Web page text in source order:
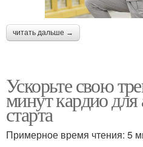
читать дальше →
Ускорьте свою
минут кардио для
старта
Примерное время чтения: 5